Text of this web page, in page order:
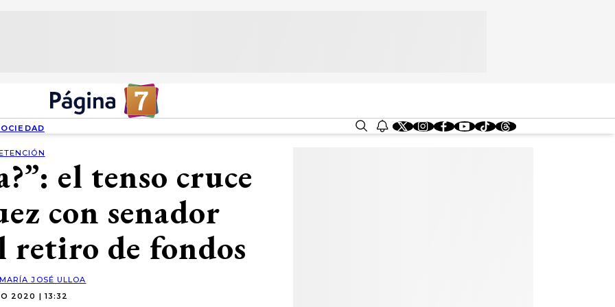
el tenso cruce
con senador
de fondos
MARÍA JOSÉ ULLOA
2020 | 13:32